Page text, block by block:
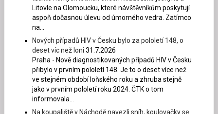
Litovle na Olomoucku, které návštěvníkům poskytují
aspoň dočasnou úlevu od úmorného vedra. Zatímco
na...
Nových případů HIV v Česku bylo za pololetí 148, o
deset víc než loni 31.7.2026
Praha - Nově diagnostikovaných případů HIV v Česku
přibylo v prvním pololetí 148. Je to o deset více než
ve stejném období loňského roku a zhruba stejně
jako v prvním pololetí roku 2024. ČTK o tom
informovala...
Na koupaliště v Náchodě navezli sníh, koulovačky se